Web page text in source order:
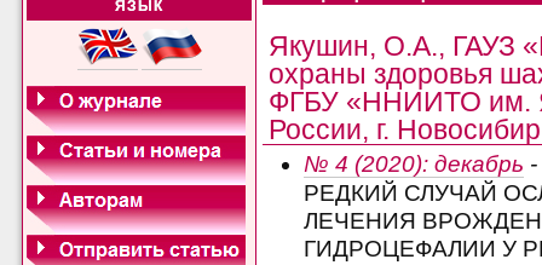
ЯЗЫК
Якушин, О.А., ГАУЗ
охраны здоровья
ФГБУ «ННИИТО им.
России, г.
№ 4 (2020): декабрь
РЕДКИЙ СЛУЧАЙ
ЛЕЧЕНИЯ
ГИДРОЦЕФАЛИИ У